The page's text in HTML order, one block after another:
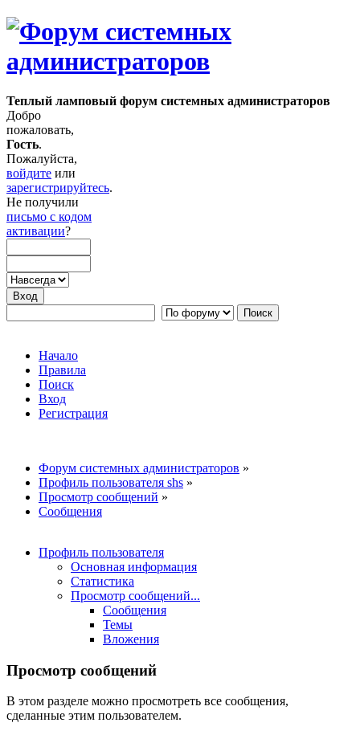
Теплый ламповый форум системных администраторов
Добро
пожаловать,
Гость.
Пожалуйста,
войдите или
зарегистрируйтесь.
Не получили
письмо с кодом
активации?
Начало
Правила
Поиск
Вход
Регистрация
Форум системных администраторов »
Профиль пользователя shs »
Просмотр сообщений »
Сообщения
Профиль пользователя
Основная информация
Статистика
Просмотр сообщений...
Сообщения
Темы
Вложения
Просмотр сообщений
В этом разделе можно просмотреть все сообщения,
сделанные этим пользователем.